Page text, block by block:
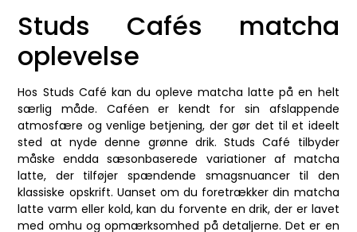
Studs Cafés matcha
oplevelse
Hos Studs Café kan du opleve matcha latte på en helt
særlig måde. Caféen er kendt for sin afslappende
atmosfære og venlige betjening, der gør det til et ideelt
sted at nyde denne grønne drik. Studs Café tilbyder
måske endda sæsonbaserede variationer af matcha
latte, der tilføjer spændende smagsnuancer til den
klassiske opskrift. Uanset om du foretrækker din matcha
latte varm eller kold, kan du forvente en drik, der er lavet
med omhu og opmærksomhed på detaljerne. Det er en